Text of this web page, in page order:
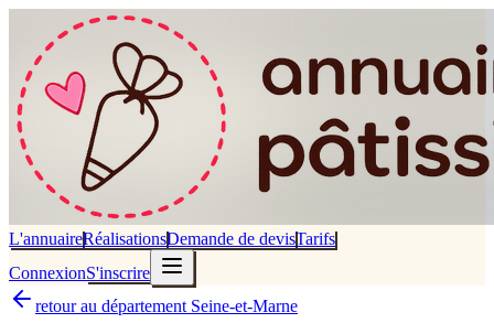
L'annuaireRéalisationsDemande de devisTarifs
ConnexionS'inscrire
retour au département Seine-et-Marne